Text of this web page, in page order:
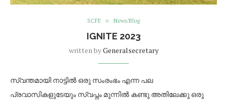
SCFE News/Blog
IGNITE 2023
written byGeneralsecretary
സ്വന്തമായി നാട്ടിൽ ഒരു സംരംഭം എന്ന പല
പ്രവാസികളുടേയും സ്വപ്നം മുന്നിൽ കണ്ടു അതിലേക്കു ഒരു